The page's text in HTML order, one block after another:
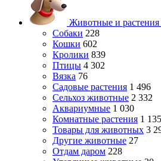
Животные и растения
Собаки 228
Кошки 602
Кролики 839
Птицы 4 302
Вязка 76
Садовые растения 1 496
Сельхоз животные 2 332
Аквариумные 1 030
Комнатные растения 1 135
Товары для животных 3
Другие животные 27
Отдам даром 228